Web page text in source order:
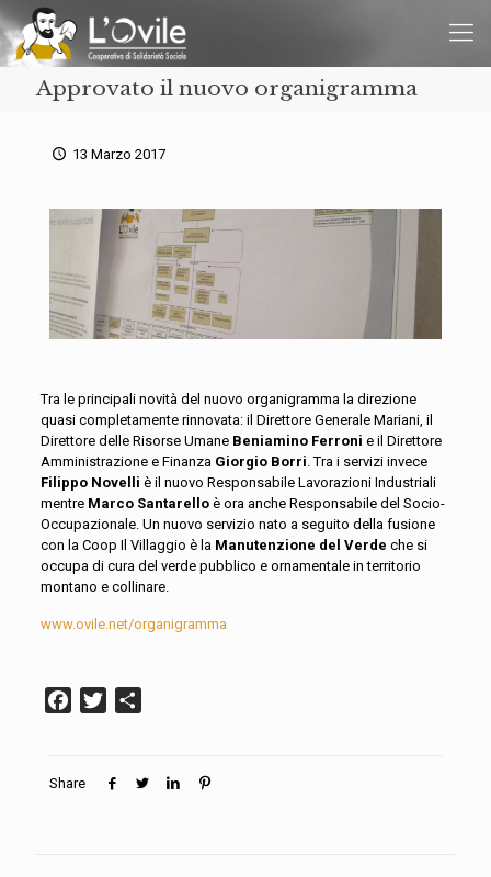
Approvato il nuovo organigramma
13 Marzo 2017
Tra le principali novità del nuovo organigramma la direzione
quasi completamente rinnovata: il Direttore Generale Mariani, il
Direttore delle Risorse Umane Beniamino Ferroni e il Direttore
Amministrazione e Finanza Giorgio Borri. Tra i servizi invece
Filippo Novelli è il nuovo Responsabile Lavorazioni Industriali
mentre Marco Santarelloè ora anche Responsabile del Socio-
Occupazionale. Un nuovo servizio nato a seguito della fusione
con la Coop Il Villaggio è la Manutenzione del Verde che si
occupa di cura del verde pubblico e ornamentale in territorio
montano e collinare.
www.ovile.net/organigramma
Facebook
Twitter
Share